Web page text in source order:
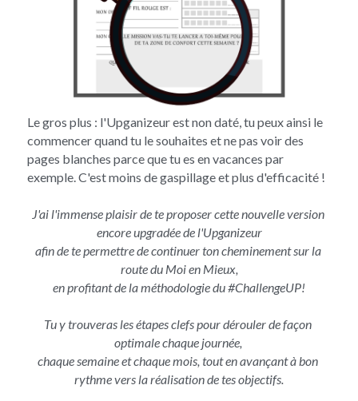
Le gros plus : l'Upganizeur est non daté, tu peux ainsi le
commencer quand tu le souhaites et ne pas voir des
pages blanches parce que tu es en vacances par
exemple. C'est moins de gaspillage et plus d'efficacité !
J'ai l'immense plaisir de te proposer cette nouvelle version
encore upgradée de l'Upganizeur
afin de te permettre de continuer ton cheminement sur la
route du Moi en Mieux,
en profitant de la méthodologie du #ChallengeUP!
Tu y trouveras les étapes clefs pour dérouler de façon
optimale chaque journée,
chaque semaine et chaque mois, tout en avançant à bon
rythme vers la réalisation de tes objectifs.